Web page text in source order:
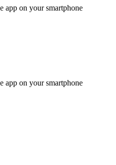
app on your smartphone
app on your smartphone